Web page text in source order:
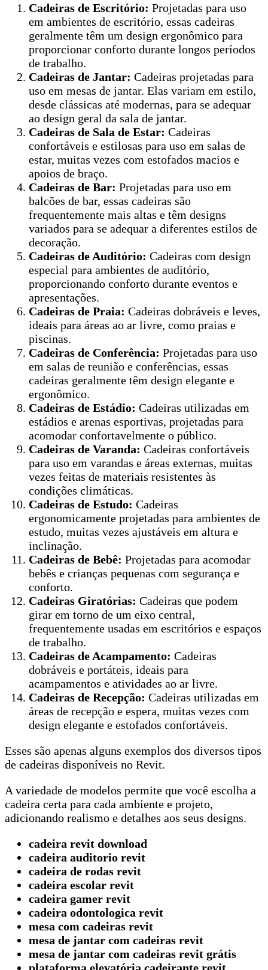
Cadeiras de Escritório: Projetadas para uso
em ambientes de escritório, essas cadeiras
geralmente têm um design ergonômico para
proporcionar conforto durante longos períodos
de trabalho.
Cadeiras de Jantar: Cadeiras projetadas para
uso em mesas de jantar. Elas variam em estilo,
desde clássicas até modernas, para se adequar
ao design geral da sala de jantar.
Cadeiras de Sala de Estar: Cadeiras
confortáveis e estilosas para uso em salas de
estar, muitas vezes com estofados macios e
apoios de braço.
Cadeiras de Bar: Projetadas para uso em
balcões de bar, essas cadeiras são
frequentemente mais altas e têm designs
variados para se adequar a diferentes estilos de
decoração.
Cadeiras de Auditório: Cadeiras com design
especial para ambientes de auditório,
proporcionando conforto durante eventos e
apresentações.
Cadeiras de Praia: Cadeiras dobráveis e leves,
ideais para áreas ao ar livre, como praias e
piscinas.
Cadeiras de Conferência: Projetadas para uso
em salas de reunião e conferências, essas
cadeiras geralmente têm design elegante e
ergonômico.
Cadeiras de Estádio: Cadeiras utilizadas em
estádios e arenas esportivas, projetadas para
acomodar confortavelmente o público.
Cadeiras de Varanda: Cadeiras confortáveis
para uso em varandas e áreas externas, muitas
vezes feitas de materiais resistentes às
condições climáticas.
Cadeiras de Estudo: Cadeiras
ergonomicamente projetadas para ambientes de
estudo, muitas vezes ajustáveis em altura e
inclinação.
Cadeiras de Bebê: Projetadas para acomodar
bebês e crianças pequenas com segurança e
conforto.
Cadeiras Giratórias: Cadeiras que podem
girar em torno de um eixo central,
frequentemente usadas em escritórios e espaços
de trabalho.
Cadeiras de Acampamento: Cadeiras
dobráveis e portáteis, ideais para
acampamentos e atividades ao ar livre.
Cadeiras de Recepção: Cadeiras utilizadas em
áreas de recepção e espera, muitas vezes com
design elegante e estofados confortáveis.
Esses são apenas alguns exemplos dos diversos tipos
de cadeiras disponíveis no Revit.
A variedade de modelos permite que você escolha a
cadeira certa para cada ambiente e projeto,
adicionando realismo e detalhes aos seus designs.
cadeira revit download
cadeira auditorio revit
cadeira de rodas revit
cadeira escolar revit
cadeira gamer revit
cadeira odontologica revit
mesa com cadeiras revit
mesa de jantar com cadeiras revit
mesa de jantar com cadeiras revit grátis
plataforma elevatória cadeirante revit